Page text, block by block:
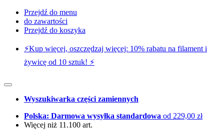
Przejdź do menu
do zawartości
Przejdź do koszyka
⚡️Kup więcej, oszczędzaj więcej: 10% rabatu na filament i
żywicę od 10 sztuk! ⚡️
Wyszukiwarka części zamiennych
Polska: Darmowa wysyłka standardowa od 229,00 zł
Więcej niż 11.100 art.